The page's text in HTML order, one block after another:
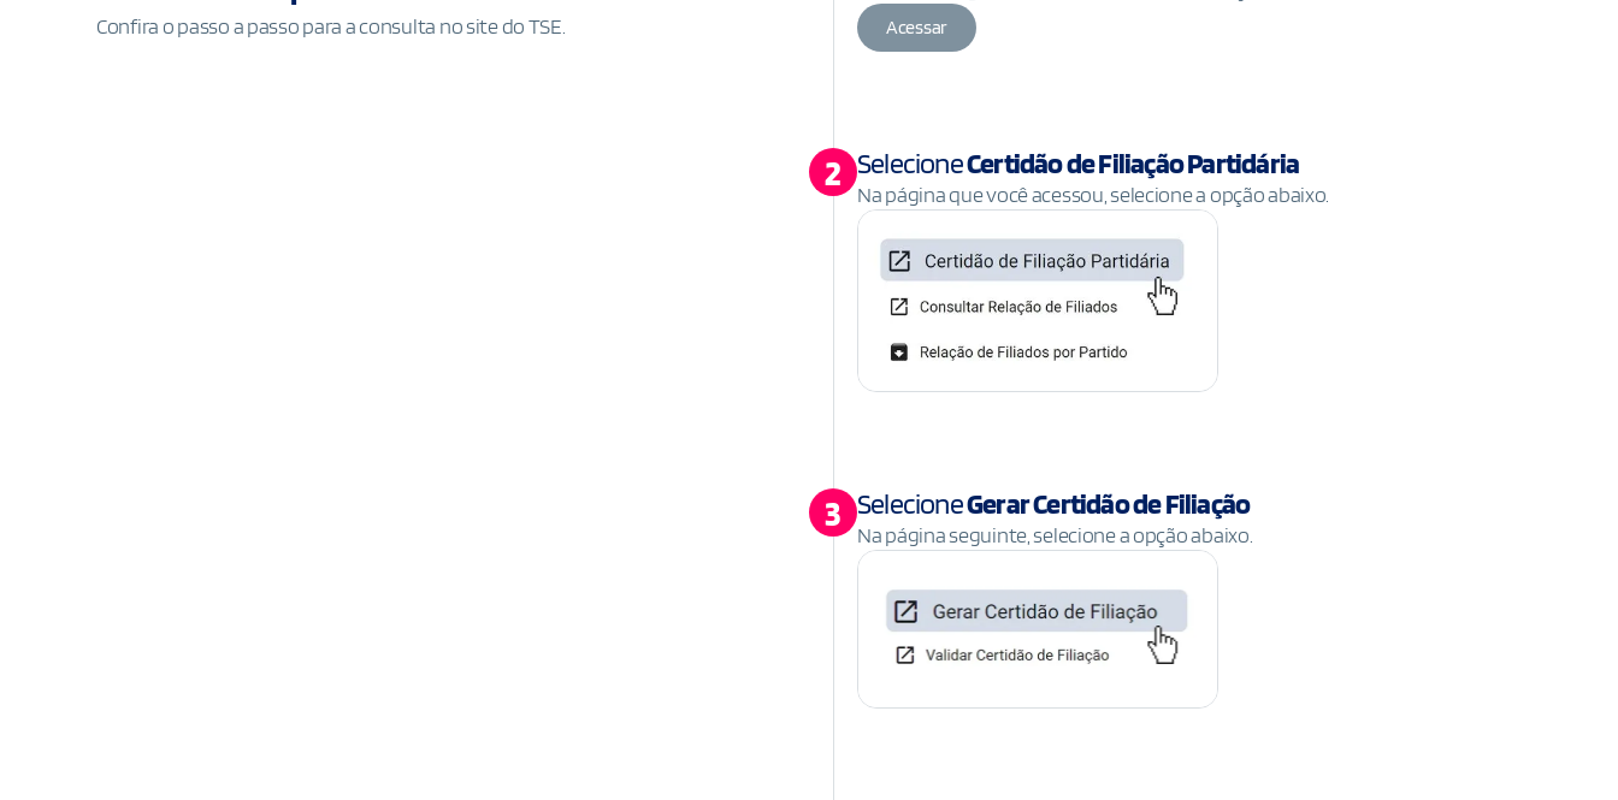
Confira o passo a passo para a consulta no site do TSE. Acessar
2 SelecioneCertidão de Filiação Partidária
Na página que você acessou, selecione a opção abaixo.
3 SelecioneGerar Certidão de Filiação
Na página seguinte, selecione a opção abaixo.